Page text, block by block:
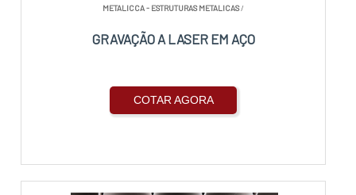
METALICCA - ESTRUTURAS METALICAS/
GRAVAÇÃO A LASER EM AÇO
COTAR AGORA